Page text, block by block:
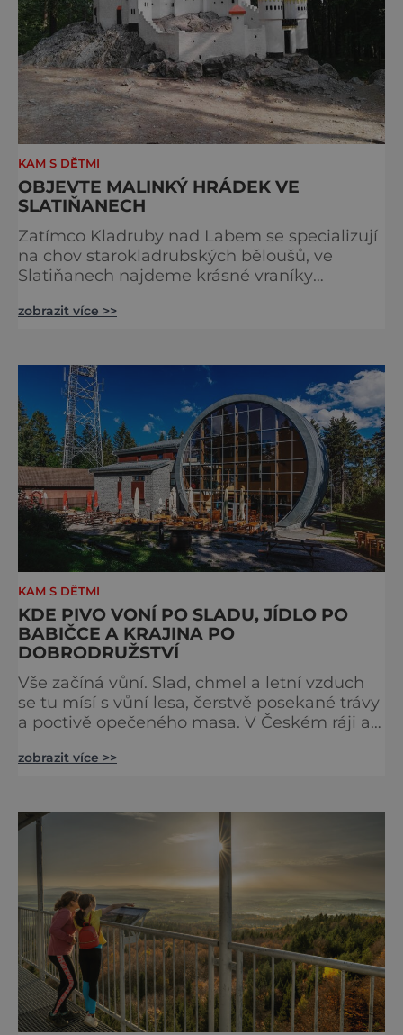
KAM S DĚTMI
OBJEVTE MALINKÝ HRÁDEK VE
SLATIŇANECH
Zatímco Kladruby nad Labem se specializují
na chov starokladrubských běloušů, ve
Slatiňanech najdeme krásné vraníky
budově zámku se dozvíte více o chovu
některé exponáty připomínají využití koní ve
vojenství, dopravě, honech či dostizích.
[caption id="attachment_74515
zobrazit více >>
KAM S DĚTMI
KDE PIVO VONÍ PO SLADU, JÍDLO PO
BABIČCE A KRAJINA PO
DOBRODRUŽSTVÍ
Vše začíná vůní. Slad, chmel a letní vzduch
se tu mísí s vůní lesa, čerstvě posekané trávy
a poctivě opečeného masa. V Českém ráji a
doušky – a ty tady tečou proudem. Není to
ví, že k dokonalému dni patří nejen výhled,
zobrazit více >>